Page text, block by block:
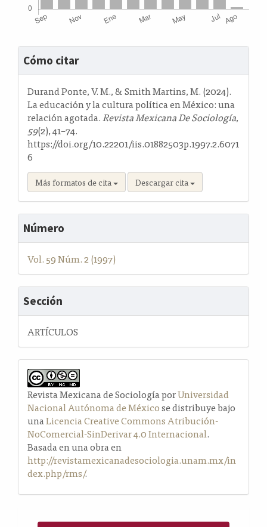
Detalles
del
artículo
Cómo citar
Durand Ponte, V. M., & Smith Martins, M. (2024).
La educación y la cultura política en México: una
relación agotada.Revista Mexicana De Sociología,
59(2), 41–74.
https://doi.org/10.22201/iis.01882503p.1997.2.6071
6
Más formatos de cita Descargar cita
Número
Vol. 59 Núm. 2 (1997)
Sección
ARTÍCULOS
Revista Mexicana de Sociología porUniversidad
Nacional Autónoma de Méxicose distribuye bajo
unaLicencia Creative Commons Atribución-
NoComercial-SinDerivar 4.0 Internacional.
Basada en una obra en
http://revistamexicanadesociologia.unam.mx/in
dex.php/rms/.